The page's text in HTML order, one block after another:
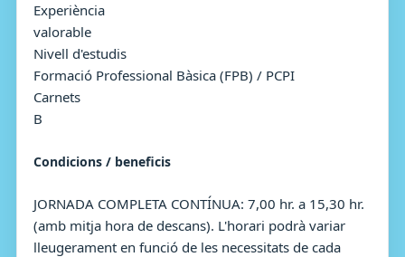
Experiència
valorable
Nivell d'estudis
Formació Professional Bàsica (FPB) / PCPI
Carnets
B
Condicions / beneficis
JORNADA COMPLETA CONTÍNUA: 7,00 hr. a 15,30 hr.
(amb mitja hora de descans). L'horari podrà variar
lleugerament en funció de les necessitats de cada